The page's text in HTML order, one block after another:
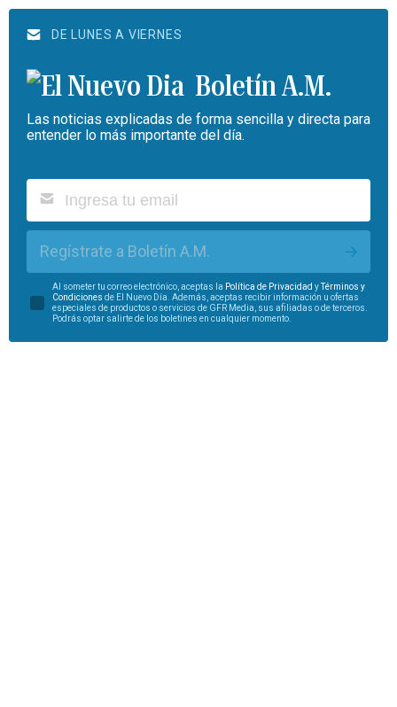
DE LUNES A VIERNES
Boletín A.M.
Las noticias explicadas de forma sencilla y directa para
entender lo más importante del día.
Regístrate a Boletín A.M.
Al someter tu correo electrónico, aceptas la Política de Privacidad yTérminos y
Condiciones de El Nuevo Día. Además, aceptas recibir información u ofertas
especiales de productos o servicios de GFR Media, sus afiliadas o de terceros.
Podrás optar salirte de los boletines en cualquier momento.